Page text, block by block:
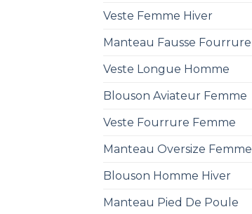
Veste Femme Hiver
Manteau Fausse Fourrure
Veste Longue Homme
Blouson Aviateur Femme
Veste Fourrure Femme
Manteau Oversize Femme
Blouson Homme Hiver
Manteau Pied De Poule